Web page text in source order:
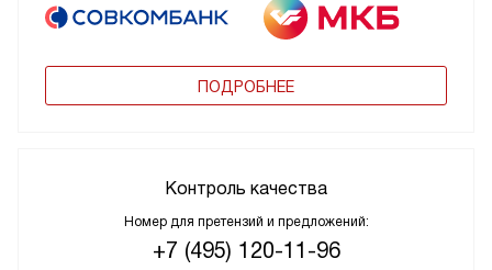
ПОДРОБНЕЕ
Контроль качества
Номер для претензий и предложений:
+7 (495) 120-11-96